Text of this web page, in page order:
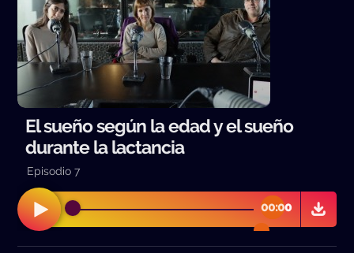
El sueño según la edad y el sueño
durante la lactancia
Episodio 7
00:00
00:00